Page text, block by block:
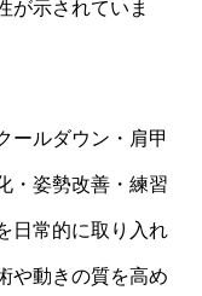
が示されていま
ールダウン・肩甲
・姿勢改善・練習
日常的に取り入れ
や動きの質を高め